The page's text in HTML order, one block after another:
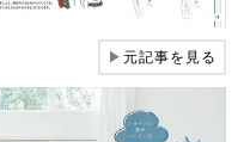
▶元記事を見る